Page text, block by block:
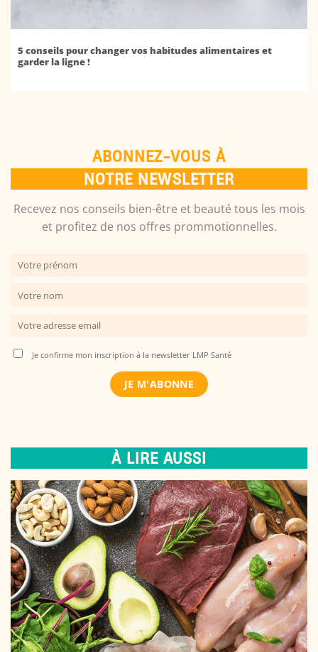
5 conseils pour changer vos habitudes alimentaires et
garder la ligne !
ABONNEZ-VOUS À
NOTRE NEWSLETTER
Recevez nos conseils bien-être et beauté tous les mois
et profitez de nos offres prommotionnelles.
Je confirme mon inscription à la newsletter LMP Santé
À LIRE AUSSI